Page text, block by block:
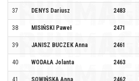
37 DENYS Dariusz 2483
38 MISIŃSKI Paweł 2471
39 JANISZ BUCZEK Anna 2461
40 WODAŁA Jolanta 2463
41 SOWIŃSKA Anna 2462